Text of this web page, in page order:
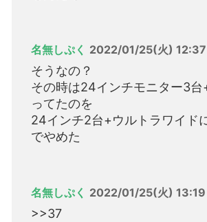
名無しぷく 2022/01/25(火) 12:37
そうなの？
その時は24インチモニター3
ってたのを
24インチ2台+ウルトラワイド
でやめた
名無しぷく 2022/01/25(火) 13:19
>>37